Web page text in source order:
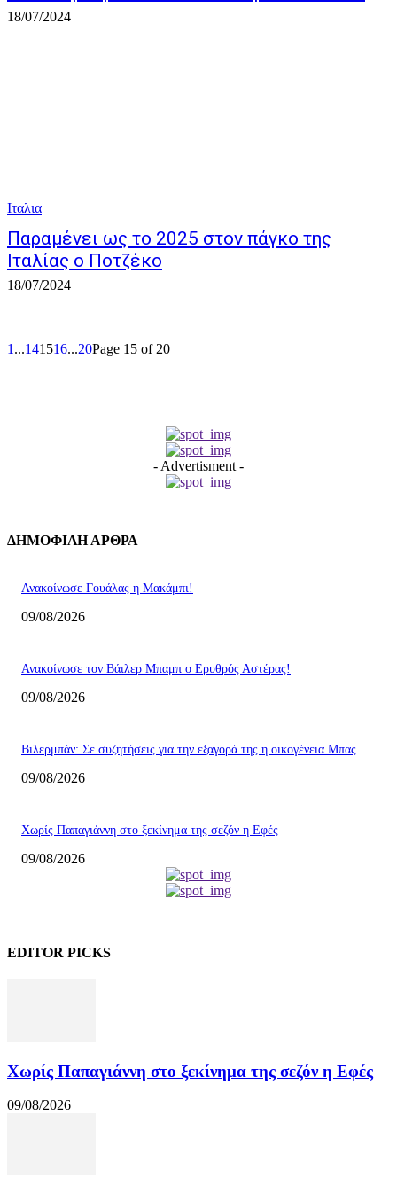
18/07/2024
Ιταλια
Παραμένει ως το 2025 στον πάγκο της
Ιταλίας ο Ποτζέκο
18/07/2024
1 ...141516...20Page 15 of 20
- Advertisment -
ΔΗΜΟΦΙΛΗ ΑΡΘΡΑ
Ανακοίνωσε Γουάλας η Μακάμπι!
09/08/2026
Ανακοίνωσε τον Βάιλερ Μπαμπ ο Ερυθρός Αστέρας!
09/08/2026
Βιλερμπάν: Σε συζητήσεις για την εξαγορά της η οικογένεια Μπας
09/08/2026
Χωρίς Παπαγιάννη στο ξεκίνημα της σεζόν η Εφές
09/08/2026
EDITOR PICKS
Χωρίς Παπαγιάννη στο ξεκίνημα της σεζόν η Εφές
09/08/2026